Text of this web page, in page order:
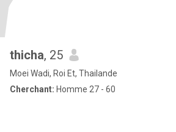
thicha, 25
Moei Wadi, Roi Et, Thailande
Cherchant: Homme 27 - 60